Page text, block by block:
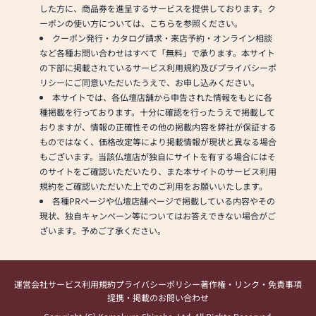
した方に、商品券を進呈するサービスを提供しております。ク
ーポンの使い方については、こちらを参照ください。
クーポン発行・カタログ請求・来店予約・オンライン相談
など各種お問い合わせはすべて「無料」で承ります。本サイト
の下部に掲載されているサービス利用規約及びプライバシーポ
リシーにご同意いただいたうえで、お申し込みください。
本サイトでは、各仏壇店舗から申告された情報をもとに各
種掲載を行っております。十分に確認を行ったうえで掲載して
おりますが、情報の正確性その他の掲載内容を弊社が保証する
ものではなく、価格改定等により掲載情報が現状と異なる場合
もございます。当該仏壇店が独自にサイトを有する場合にはそ
のサイトをご確認いただいたり、また本サイトのサービス利用
規約をご確認いただいた上でのご利用をお願いいたします。
各種PRページや仏壇店舗ページで掲載している内容やその
現状、独自キャンペーン等についてはお答えできない場合がご
ざいます。予めご了承ください。
運営会社サービス利用規約プライバシーポリシー著作権・リンク・免責事項
提携・掲載のお問い合わせ